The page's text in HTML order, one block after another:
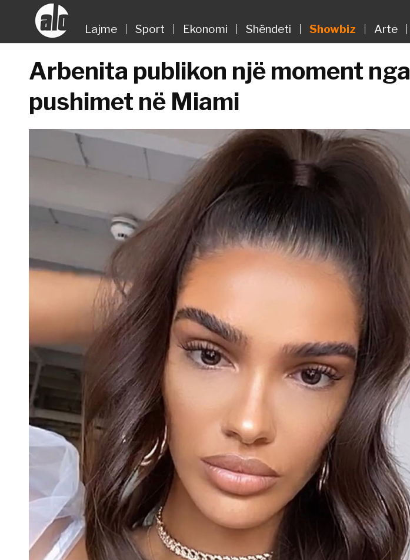
Lajme Sport Ekonomi Shëndeti Showbiz Arte
Arbenita publikon një moment nga
pushimet në Miami